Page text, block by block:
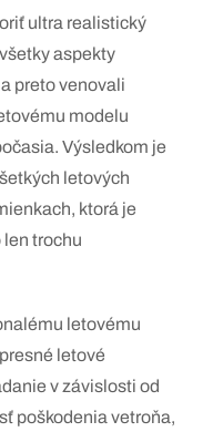
ultra realistický
aspekty
preto venovali
modelu
Výsledkom je
letových
ktorá je
len trochu
letovému
letové
v závislosti od
poškodenia vetroňa,